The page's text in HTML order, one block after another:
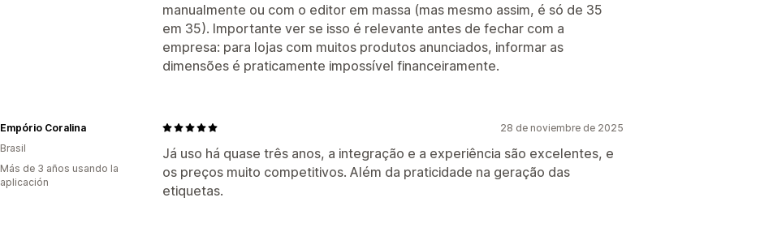
manualmente ou com o editor em massa (mas mesmo assim, é só de 35
em 35). Importante ver se isso é relevante antes de fechar com a
empresa: para lojas com muitos produtos anunciados, informar as
dimensões é praticamente impossível financeiramente.
28 de noviembre de 2025
Já uso há quase três anos, a integração e a experiência são excelentes, e
os preços muito competitivos. Além da praticidade na geração das
etiquetas.
Empório Coralina
Brasil
Más de 3 años usando la
aplicación